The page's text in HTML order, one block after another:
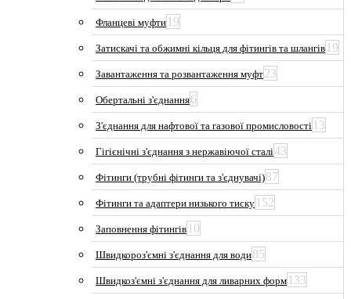
Фланцеві муфти 19
Затискачі та обжимні кільця для фітингів та шлангів 19
Завантаження та розвантаження муфт23
Обертальні з'єднання6
З'єднання для нафтової та газової промисловості 13
Гігієнічні з'єднання з нержавіючої сталі43
Фітинги (трубні фітинги та з'єднувачі)87
Фітинги та адаптери низького тиску 152
Заповнення фітингів 10
Швидкороз'ємні з'єднання для води85
Швидкоз'ємні з'єднання для ливарних форм 133